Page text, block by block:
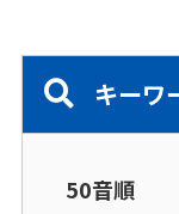
キーワ
50音順